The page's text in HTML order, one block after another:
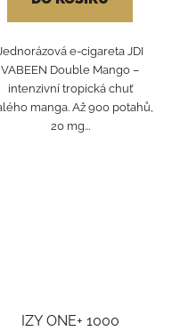
e-cigareta JDI
VABEEN Double Mango –
intenzivní tropická chuť
manga. Až 900 potahů,
20 mg...
IZY ONE+ 1000